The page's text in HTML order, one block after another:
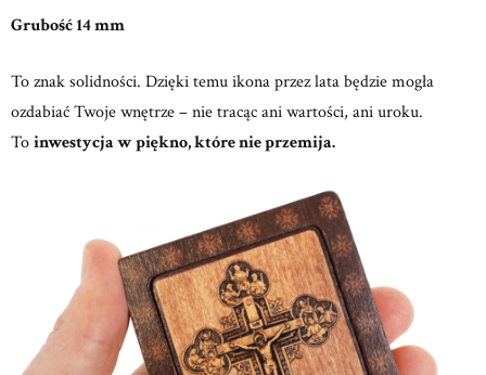
Grubość 14 mm
To znak solidności. Dzięki temu ikona przez lata będzie mogła
ozdabiać Twoje wnętrze – nie tracąc ani wartości, ani uroku.
To inwestycja w piękno, które nie przemija.